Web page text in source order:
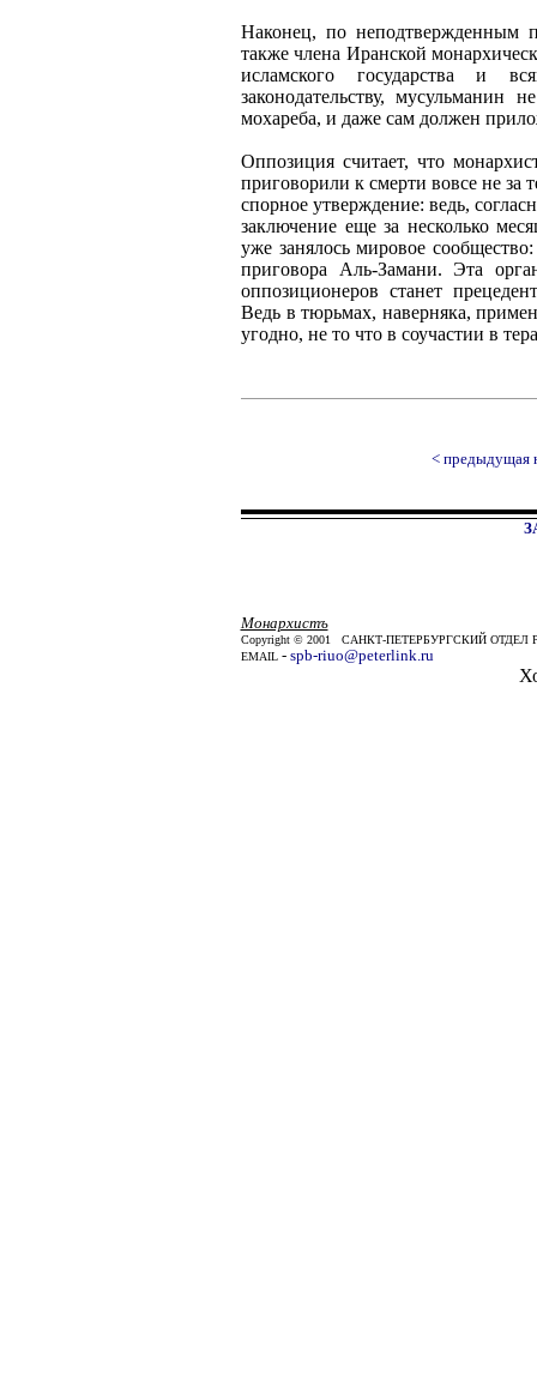
Наконец, по неподтвержденным
также члена Иранской
исламского государства и
законодательству, мусульманин
мохареба, и даже сам должен
Оппозиция считает, что
приговорили к смерти вовсе не за
спорное утверждение: ведь,
заключение еще за несколько
уже занялось мировое
приговора Аль-Замани. Эта
оппозиционеров станет
Ведь в тюрьмах, наверняка,
угодно, не то что в соучастии в
< предыдущая
Монархистъ
Copyright © 2001 САНКТ-ПЕТЕРБУРГСКИЙ
EMAIL- spb-riuo@peterlink.ru